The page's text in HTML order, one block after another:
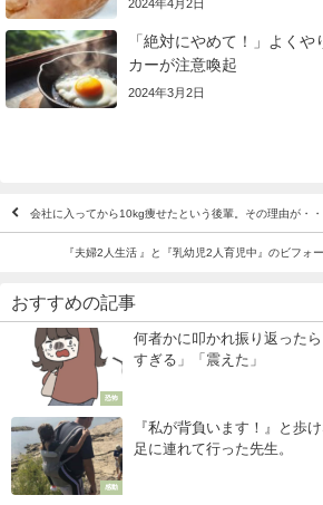
2024年4月2日
「絶対にやめて！」よく
カーが注意喚起
2024年3月2日
会社に入ってから10kg痩せたという後輩。その理由が・
『夫婦2人生活 』と『乳幼児2人育児中』のビフォ
おすすめの記事
恐怖
何者かに叩かれ振り返った
すぎる」「震えた」
感動
『私が背負います！』と歩
足に連れて行った先生。